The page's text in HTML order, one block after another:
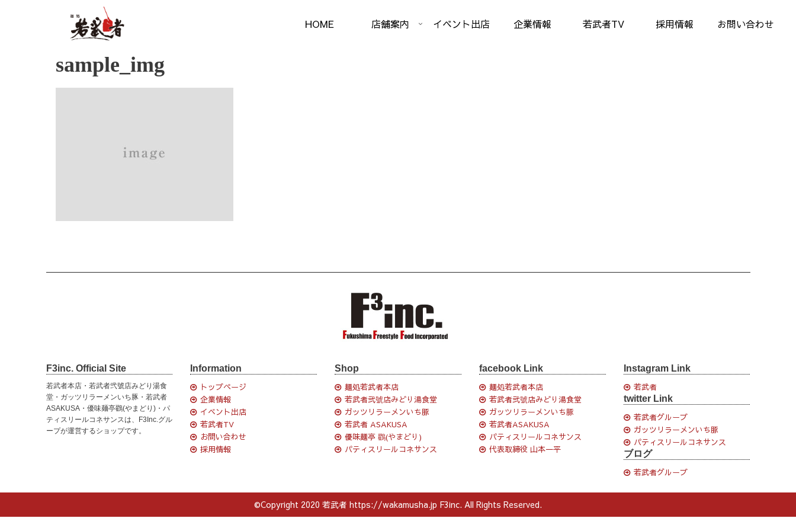
HOME 店舗案内 イベント出店 企業情報 若武者TV 採用情報 お問い合わせ
sample_img
F3inc. Official Site
若武者本店・若武者弐號店みどり湯食
堂・ガッツリラーメンいち豚・若武者
ASAKUSA・優味麺亭鸐(やまどり)・パ
ティスリールコネサンスは、F3Inc.グル
ープが運営するショップです。
Information
トップページ
企業情報
イベント出店
若武者TV
お問い合わせ
採用情報
Shop
麺処若武者本店
若武者弐號店みどり湯食堂
ガッツリラーメンいち豚
若武者 ASAKUSA
優味麺亭 鸐(やまどり)
パティスリールコネサンス
facebook Link
麺処若武者本店
若武者弐號店みどり湯食堂
ガッツリラーメンいち豚
若武者ASAKUSA
パティスリールコネサンス
代表取締役 山本一平
Instagram Link
若武者
twitter Link
若武者グループ
ガッツリラーメンいち豚
パティスリールコネサンス
ブログ
若武者グループ
©Copyright 2020 若武者 https://wakamusha.jp F3inc. All Rights Reserved.